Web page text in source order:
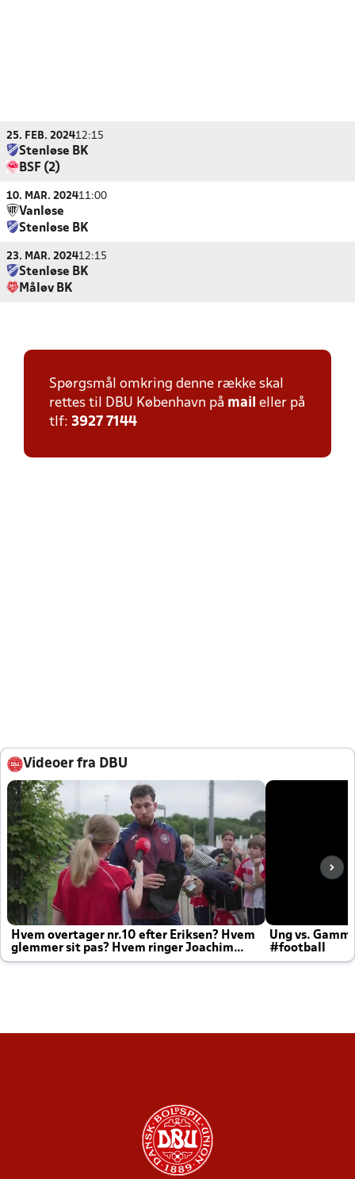
25. FEB. 202412:15
Stenløse BK
BSF (2)
10. MAR. 202411:00
Vanløse
Stenløse BK
23. MAR. 202412:15
Stenløse BK
Måløv BK
Spørgsmål omkring denne række skal
rettes til DBU København på mail eller på
tlf: 3927 7144
Videoer fra DBU
Hvem overtager nr.10 efter Eriksen? Hvem
glemmer sit pas? Hvem ringer Joachim
altid til efter kampe?
Ung vs.
#football